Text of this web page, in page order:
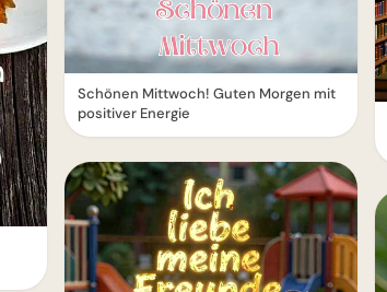
Schönen Mittwoch! Guten Morgen mit
positiver Energie